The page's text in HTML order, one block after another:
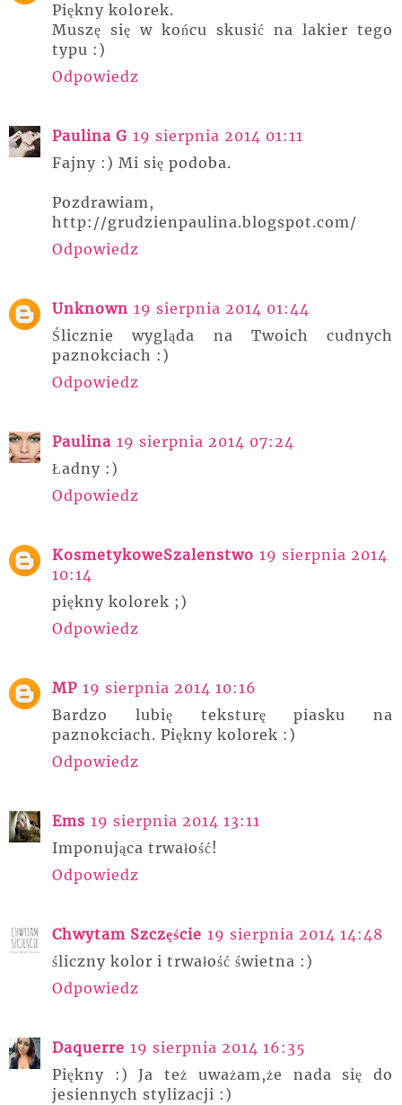
Piękny kolorek.
Muszę się w końcu skusić na lakier tego
typu :)
Odpowiedz
Paulina G 19 sierpnia 2014 01:11
Fajny :) Mi się podoba.
Pozdrawiam,
http://grudzienpaulina.blogspot.com/
Odpowiedz
Unknown 19 sierpnia 2014 01:44
Ślicznie wygląda na Twoich cudnych
paznokciach :)
Odpowiedz
Paulina 19 sierpnia 2014 07:24
Ładny :)
Odpowiedz
KosmetykoweSzalenstwo 19 sierpnia 2014
10:14
piękny kolorek ;)
Odpowiedz
MP 19 sierpnia 2014 10:16
Bardzo lubię teksturę piasku na
paznokciach. Piękny kolorek :)
Odpowiedz
Ems 19 sierpnia 2014 13:11
Imponująca trwałość!
Odpowiedz
Chwytam Szczęście 19 sierpnia 2014 14:48
śliczny kolor i trwałość świetna :)
Odpowiedz
Daquerre 19 sierpnia 2014 16:35
Piękny :) Ja też uważam,że nada się do
jesiennych stylizacji :)